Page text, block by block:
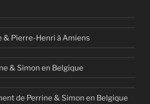
& Pierre-Henri à Amiens
& Simon en Belgique
de Perrine & Simon en Belgique